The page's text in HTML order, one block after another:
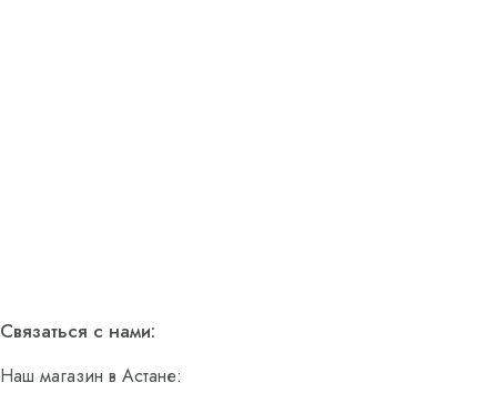
Связаться с нами:
Наш магазин в Астане: